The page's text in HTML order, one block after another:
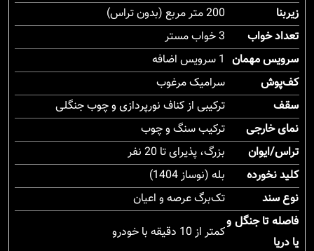
زیربنا
200 متر مربع (بدون تراس)
تعداد خواب
3 خواب مستر
سرویس مهمان 1 سرویس اضافه
کف‌پوش
سرامیک مرغوب
سقف
ترکیبی از کناف نورپردازی و چوب جنگلی
نمای خارجی
ترکیب سنگ و چوب
تراس/ایوان
بزرگ، پذیرای تا 20 نفر
کلید نخورده
بله (نوساز 1404)
نوع سند
تک‌برگ عرصه و اعیان
فاصله تا جنگل و
یا دریا
کمتر از 10 دقیقه با خودرو